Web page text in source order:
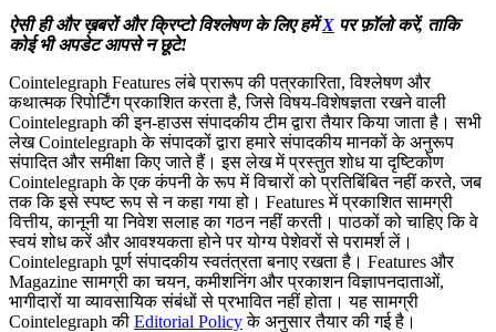
ऐसी ही और ख़बरों और क्रिप्टो विश्लेषण के लिए हमेंX पर फ़ॉलो करें, ताकि
कोई भी अपडेट आपसे न छूटे!
Cointelegraph Features लंबे प्रारूप की पत्रकारिता, विश्लेषण और
कथात्मक रिपोर्टिंग प्रकाशित करता है, जिसे विषय-विशेषज्ञता रखने वाली
Cointelegraph की इन-हाउस संपादकीय टीम द्वारा तैयार किया जाता है। सभी
लेख Cointelegraph के संपादकों द्वारा हमारे संपादकीय मानकों के अनुरूप
संपादित और समीक्षा किए जाते हैं। इस लेख में प्रस्तुत शोध या दृष्टिकोण
Cointelegraph के एक कंपनी के रूप में विचारों को प्रतिबिंबित नहीं करते, जब
तक कि इसे स्पष्ट रूप से न कहा गया हो। Features में प्रकाशित सामग्री
वित्तीय, कानूनी या निवेश सलाह का गठन नहीं करती। पाठकों को चाहिए कि वे
स्वयं शोध करें और आवश्यकता होने पर योग्य पेशेवरों से परामर्श लें।
Cointelegraph पूर्ण संपादकीय स्वतंत्रता बनाए रखता है। Features और
Magazine सामग्री का चयन, कमीशनिंग और प्रकाशन विज्ञापनदाताओं,
भागीदारों या व्यावसायिक संबंधों से प्रभावित नहीं होता। यह सामग्री
Cointelegraph की Editorial Policyके अनुसार तैयार की गई है।